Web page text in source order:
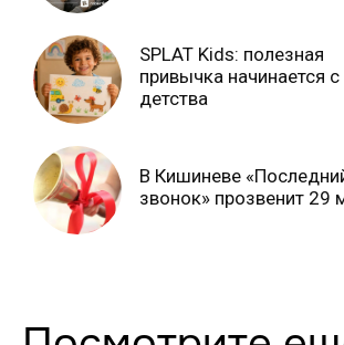
SPLAT Kids: полезная
привычка начинается с
детства
В Кишиневе
звонок» прозвенит 29